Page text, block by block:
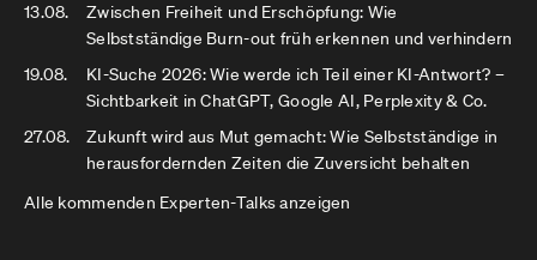
13.08.
Zwischen Freiheit und Erschöpfung: Wie
Selbstständige Burn-out früh erkennen und verhindern
19.08.
KI-Suche 2026: Wie werde ich Teil einer KI-Antwort? –
Sichtbarkeit in ChatGPT, Google AI, Perplexity & Co.
27.08.
Zukunft wird aus Mut gemacht: Wie Selbstständige in
herausfordernden Zeiten die Zuversicht behalten
Alle kommenden Experten-Talks anzeigen